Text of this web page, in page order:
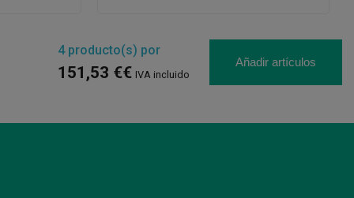
4producto(s) por
151,53 €€ IVA incluido
Añadir artículos